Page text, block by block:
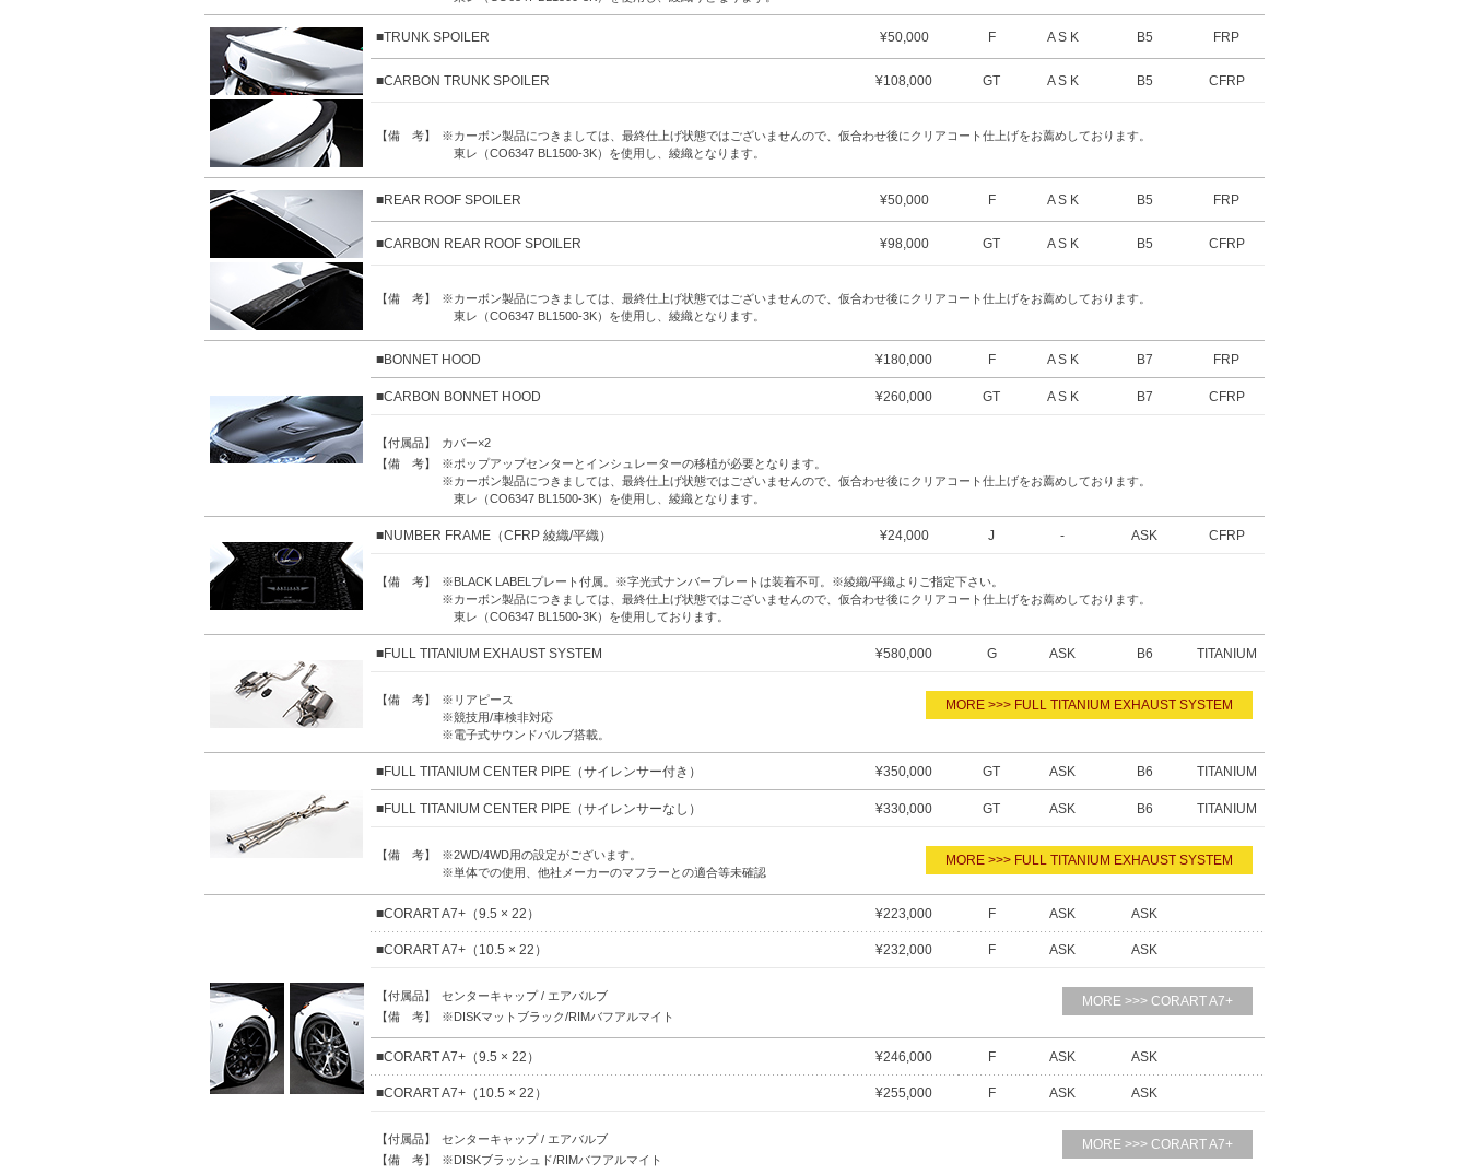
■TRUNK SPOILER ¥50,000 F A S K B5 FRP
■CARBON TRUNK SPOILER ¥108,000 GT A S K B5 CFRP
【備 考】
※カーボン製品につきましては、最終仕上げ状態ではございませんので、仮合わせ後にクリアコート仕上げをお薦めしております。
東レ（CO6347 BL1500-3K）を使用し、綾織となります。
■REAR ROOF SPOILER ¥50,000 F A S K B5 FRP
■CARBON REAR ROOF SPOILER ¥98,000 GT A S K B5 CFRP
【備 考】
※カーボン製品につきましては、最終仕上げ状態ではございませんので、仮合わせ後にクリアコート仕上げをお薦めしております。
東レ（CO6347 BL1500-3K）を使用し、綾織となります。
■BONNET HOOD ¥180,000 F A S K B7 FRP
■CARBON BONNET HOOD ¥260,000 GT A S K B7 CFRP
【付属品】
カバー×2
【備 考】
※ポップアップセンターとインシュレーターの移植が必要となります。
※カーボン製品につきましては、最終仕上げ状態ではございませんので、仮合わせ後にクリアコート仕上げをお薦めしております。
東レ（CO6347 BL1500-3K）を使用し、綾織となります。
■NUMBER FRAME（CFRP 綾織/平織） ¥24,000 J - ASK CFRP
【備 考】
※BLACK LABELプレート付属。※字光式ナンバープレートは装着不可。※綾織/平織よりご指定下さい。
※カーボン製品につきましては、最終仕上げ状態ではございませんので、仮合わせ後にクリアコート仕上げをお薦めしております。
東レ（CO6347 BL1500-3K）を使用しております。
■FULL TITANIUM EXHAUST SYSTEM ¥580,000 G ASK B6 TITANIUM
【備 考】
※リアピース
※競技用/車検非対応
※電子式サウンドバルブ搭載。
MORE >>> FULL TITANIUM EXHAUST SYSTEM
■FULL TITANIUM CENTER PIPE（サイレンサー付き） ¥350,000 GT ASK B6 TITANIUM
■FULL TITANIUM CENTER PIPE（サイレンサーなし） ¥330,000 GT ASK B6 TITANIUM
【備 考】
※2WD/4WD用の設定がございます。
※単体での使用、他社メーカーのマフラーとの適合等未確認
MORE >>> FULL TITANIUM EXHAUST SYSTEM
■CORART A7+（9.5 × 22） ¥223,000 F ASK ASK
■CORART A7+（10.5 × 22） ¥232,000 F ASK ASK
【付属品】
センターキャップ / エアバルブ
【備 考】
※DISKマットブラック/RIMバフアルマイト
MORE >>> CORART A7+
■CORART A7+（9.5 × 22） ¥246,000 F ASK ASK
■CORART A7+（10.5 × 22） ¥255,000 F ASK ASK
【付属品】
センターキャップ / エアバルブ
【備 考】
※DISKブラッシュド/RIMバフアルマイト
MORE >>> CORART A7+